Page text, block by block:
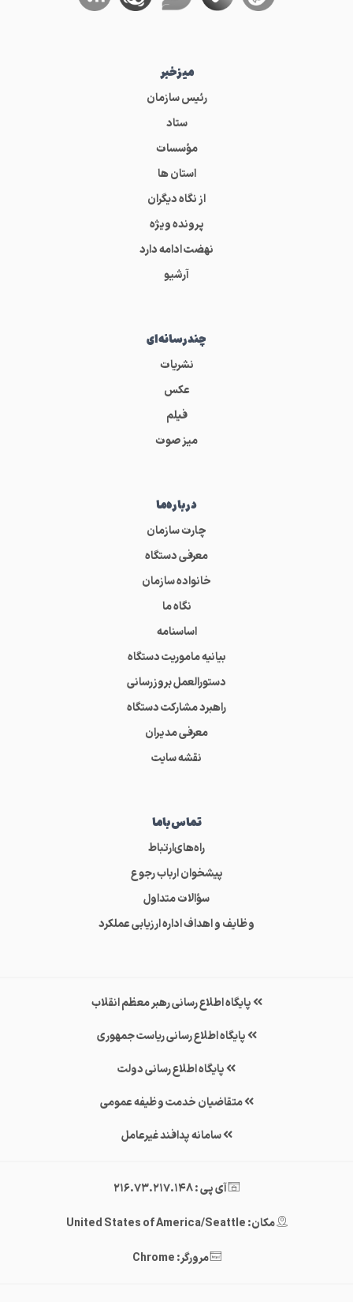
میز‌خبر
رئیس سازمان
ستاد
مؤسسات
استان ها
از نگاه دیگران
پرونده ویژه
نهضت ادامه دارد
آرشیو
چندرسانه‌ای
نشریات
عکس
فیلم
میز صوت
درباره‌ما
چارت سازمان
معرفی دستگاه
خانواده سازمان
نگاه ما
اساسنامه
بیانیه ماموریت دستگاه
دستورالعمل بروزرسانی
راهبرد مشارکت دستگاه
معرفی مدیران
نقشه سایت
تماس‌باما
راه‌های‌ارتباط
پیشخوان ارباب رجوع
سؤالات متداول
وظایف و اهداف اداره ارزیابی عملکرد
پایگاه اطلاع رسانی رهبر معظم انقلاب
پایگاه اطلاع رسانی ریاست جمهوری
پایگاه اطلاع رسانی دولت
متقاضیان خدمت وظیفه عمومی
سامانه پدافند غیرعامل
آی پی : 216.73.217.148
مکان: United States of America/Seattle
مرورگر: Chrome